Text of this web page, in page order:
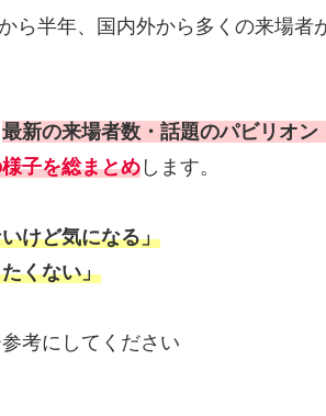
ら半年、国内外から多くの来場
最新の来場者数・話題のパビリオン
子を総まとめ します。
けど気になる」
くない」
考にしてください